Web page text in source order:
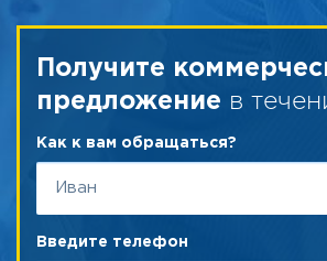
Получите
предложение в
Как к вам обращаться?
Введите телефон